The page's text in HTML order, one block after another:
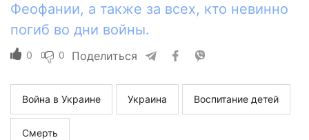
Феофании, а также за всех, кто невинно
погиб во дни войны.
0 0 Поделиться
Война в Украине Украина Воспитание детей
Смерть